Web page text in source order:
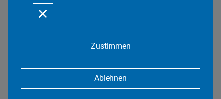
Zustimmen
Ablehnen
am 02.05.2013
Bericht des Vorsitzenden ...mehr
Neubesetzung Medienrat ...
Medienrat genehmigt DVB-T-Verbreitung von